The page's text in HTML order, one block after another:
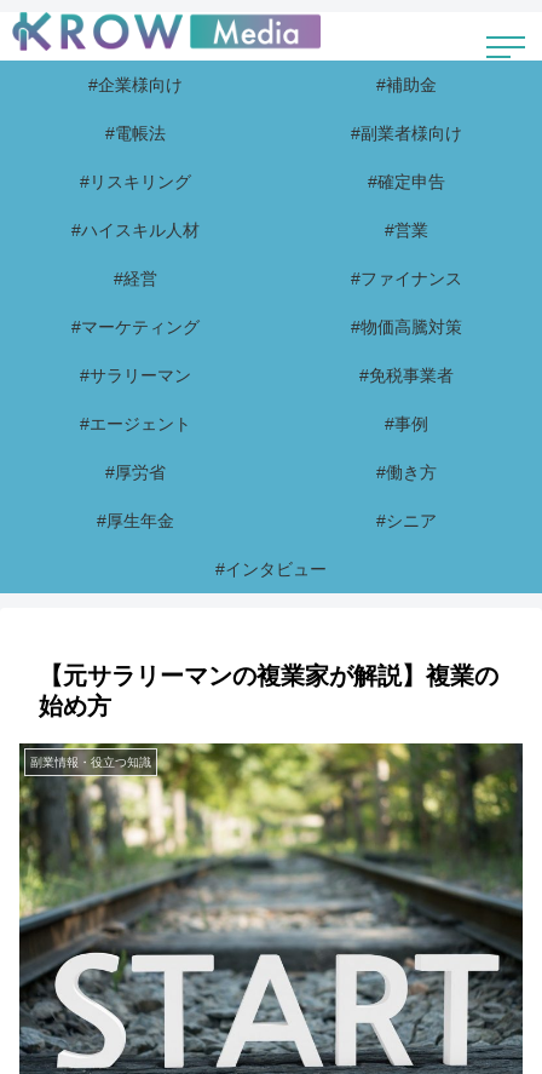
#企業様向け #補助金
#電帳法 #副業者様向け
#リスキリング #確定申告
#ハイスキル人材 #営業
#経営 #ファイナンス
#マーケティング #物価高騰対策
#サラリーマン #免税事業者
#エージェント #事例
#厚労省 #働き方
#厚生年金 #シニア
#インタビュー
【元サラリーマンの複業家が解説】複業の
始め方
副業情報・役立つ知識